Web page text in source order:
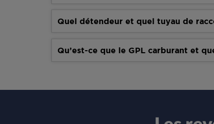
Quel détendeur et quel tuyau de
Qu’est-ce que le GPL carburant et